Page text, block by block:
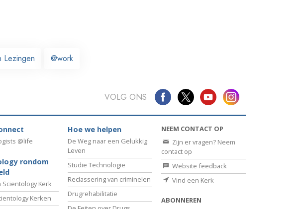
Lezingen @work
VOLG ONS
@life
rondom
Kerk
Kerken
Hoe we helpen
De Weg naar een Gelukkig
Leven
Studie Technologie
Reclassering van criminelen
Drugrehabilitatie
NEEM CONTACT OP
Zijn er vragen? Neem
contact op
Website feedback
Vind een Kerk
ABONNEREN